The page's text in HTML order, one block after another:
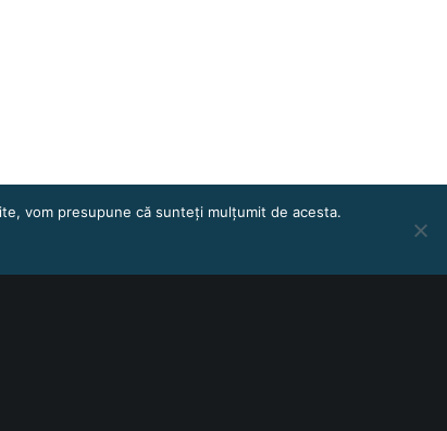
vom presupune că sunteți mulțumit de acesta.